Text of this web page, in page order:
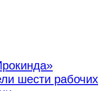
шести рабочих